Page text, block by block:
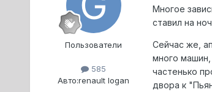
Пользователи
585
Авто:renault logan
Многое
ставил на
Сейчас же,
много машин,
частенько
двора к